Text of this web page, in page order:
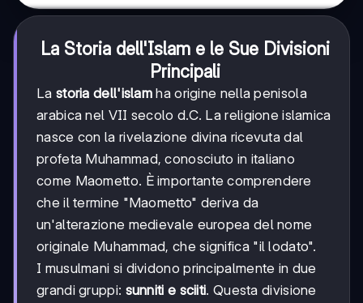
La Storia dell'Islam e le Sue Divisioni
Principali
La storia dell'islam ha origine nella penisola
arabica nel VII secolo d.C. La religione islamica
nasce con la rivelazione divina ricevuta dal
profeta Muhammad, conosciuto in italiano
come Maometto. È importante comprendere
che il termine "Maometto" deriva da
un'alterazione medievale europea del nome
originale Muhammad, che significa "il lodato".
I musulmani si dividono principalmente in due
grandi gruppi: sunniti e sciiti. Questa divisione